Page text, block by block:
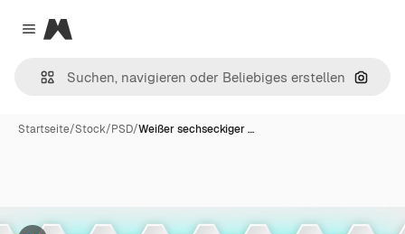
Close menu
Magnific
Nach
Startseite/Stock/PSD/Weißer sechseckiger …